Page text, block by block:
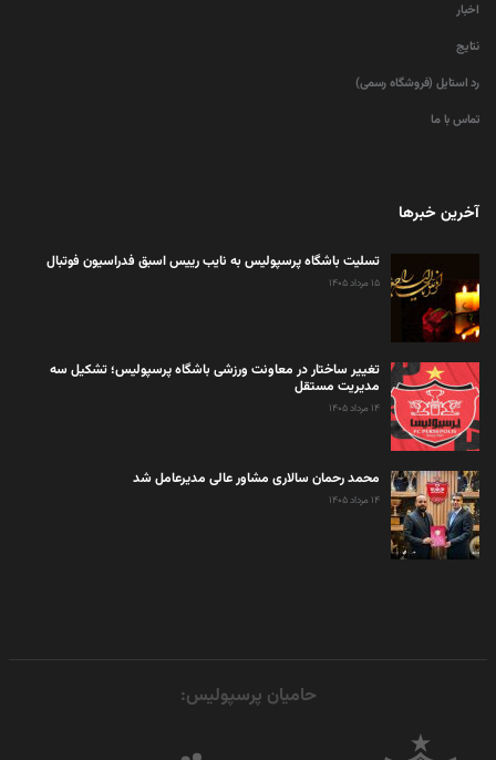
اخبار
نتایج
رد استایل (فروشگاه رسمی)
تماس با ما
آخرین خبرها
تسلیت باشگاه پرسپولیس به نایب رییس اسبق فدراسیون فوتبال
۱۵ مرداد ۱۴۰۵
تغییر ساختار در معاونت ورزشی باشگاه پرسپولیس؛ تشکیل سه
مدیریت مستقل
۱۴ مرداد ۱۴۰۵
محمد رحمان سالاری مشاور عالی مدیرعامل شد
۱۴ مرداد ۱۴۰۵
حامیان پرسپولیس: